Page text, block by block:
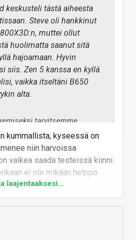
keskusteli tästä aiheesta
Steve oli hankkinut
muttei ollut
huolimatta saanut sitä
hajoamaan. Hyvin
siis. Zen 5 kanssa en kyllä
vaikka itseltäni B650
alta.
tarvitsemme
osapuolen evästeiden
.
OSAPUOLEN EVÄSTEET
watch?v=ru-29iQz8jk&t=2750s
kummallista, kyseessä on
niin harvoissa
vaikea saada testeissä kiinni.
ei ole mikään helppo
laajentaaksesi...